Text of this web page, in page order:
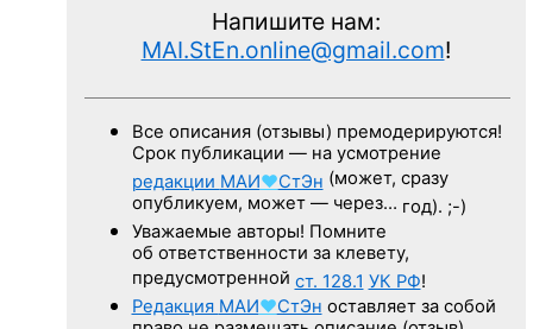
Напишите нам:
MAI.StEn.online@gmail.com!
Все описания (отзывы) премодерируются!
Срок публикации — на усмотрение
редакции МАИ♥СтЭн (может, сразу
опубликуем, может — через… год). ;-)
Уважаемые авторы! Помните
об ответственности за клевету,
предусмотренной ст. 128.1 УК РФ!
Редакция МАИ♥СтЭн оставляет за собой